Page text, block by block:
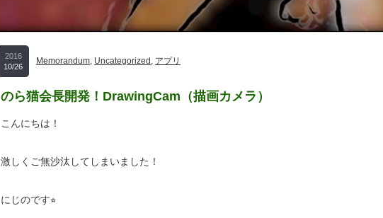
2016
10/26
Memorandum, Uncategorized, アプリ
のら猫会長開発！DrawingCam（描画カメラ）
こんにちは！
激しくご無沙汰してしまいました！
にじのです⭐︎